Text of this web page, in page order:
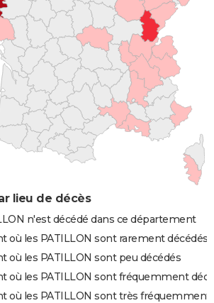
lieu de décès
n'est décédé dans ce département
où les PATILLON sont rarement décédés
où les PATILLON sont peu décédés
où les PATILLON sont fréquemment
où les PATILLON sont très fréquemment